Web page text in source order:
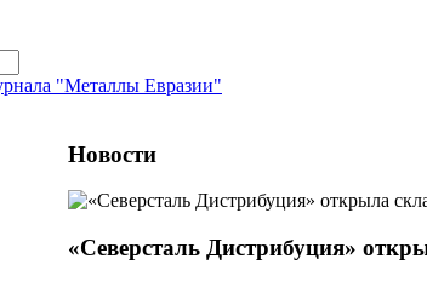
"Металлы Евразии"
Новости
«Северсталь Дистрибуция»